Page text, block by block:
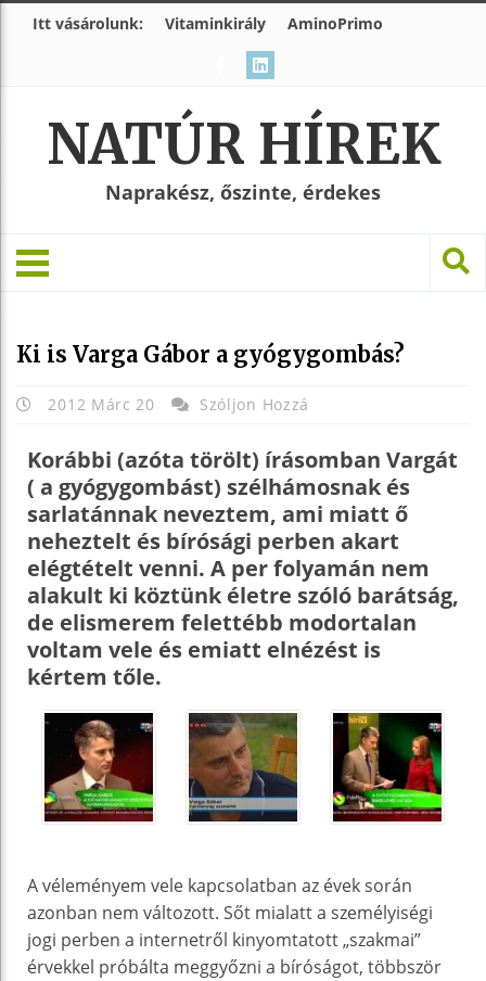
Itt vásárolunk: Vitaminkirály AminoPrimo
NATÚR HÍREK
Naprakész, őszinte, érdekes
Ki is Varga Gábor a gyógygombás?
2012 Márc 20 Szóljon Hozzá
Korábbi (azóta törölt) írásomban Vargát
( a gyógygombást) szélhámosnak és
sarlatánnak neveztem, ami miatt ő
neheztelt és bírósági perben akart
elégtételt venni. A per folyamán nem
alakult ki köztünk életre szóló barátság,
de elismerem felettébb modortalan
voltam vele és emiatt elnézést is
kértem tőle.
A véleményem vele kapcsolatban az évek során
azonban nem változott. Sőt mialatt a személyiségi
jogi perben a internetről kinyomtatott „szakmai”
érvekkel próbálta meggyőzni a bíróságot, többször